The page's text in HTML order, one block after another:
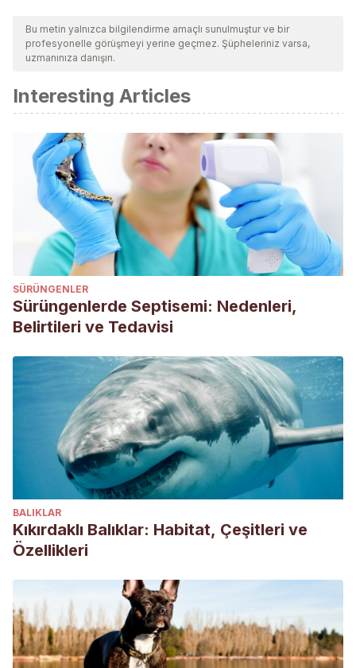
Bu metin yalnızca bilgilendirme amaçlı sunulmuştur ve bir
profesyonelle görüşmeyi yerine geçmez. Şüpheleriniz varsa,
uzmanınıza danışın.
Interesting Articles
SÜRÜNGENLER
Sürüngenlerde Septisemi: Nedenleri,
Belirtileri ve Tedavisi
BALIKLAR
Kıkırdaklı Balıklar: Habitat, Çeşitleri ve
Özellikleri